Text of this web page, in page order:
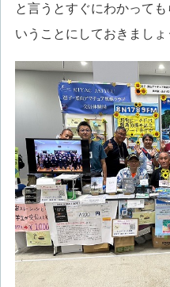
と言うとすぐにわかって
いうことにしておきましょ